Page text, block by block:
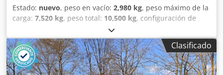
Estado: nuevo, peso en vacío: 2,980 kg, peso máximo de la
carga: 7,520 kg, peso total: 10,500 kg, configuración de
, longitud del espacio de carga:
anchura del espacio de carga:2,480 mm, amortiguación:
acero, tamaño del neumático:245 / 70 R 17,5, distancia
entre ejes:990 mm, color:otro, tipo de engranaje:otro,
tamaño del neumático delantero:245 / 70 R 17,5, tamaño
Clasificado